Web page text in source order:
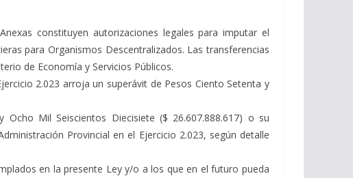
constituyen autorizaciones legales para imputar el
para Organismos Descentralizados. Las transferencias
de Economía y Servicios Públicos.
2.023 arroja un superávit de Pesos Ciento Setenta y
Mil Seiscientos Diecisiete ($ 26.607.888.617) o su
Provincial en el Ejercicio 2.023, según detalle
en la presente Ley y/o a los que en el futuro pueda